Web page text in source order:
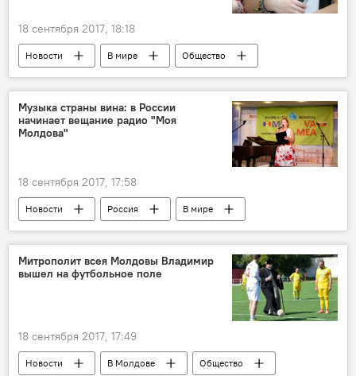
18 сентября 2017, 18:18
Новости В мире
Общество
ФРГ
альбом
распад
Культура
Музыка страны вина: в России
начинает вещание радио "Моя
Молдова"
18 сентября 2017, 17:58
Новости Россия
В мире
Общество
вещание Подкасты
Митрополит всея Молдовы Владимир
вышел на футбольное поле
18 сентября 2017, 17:49
Новости В Молдове Общество